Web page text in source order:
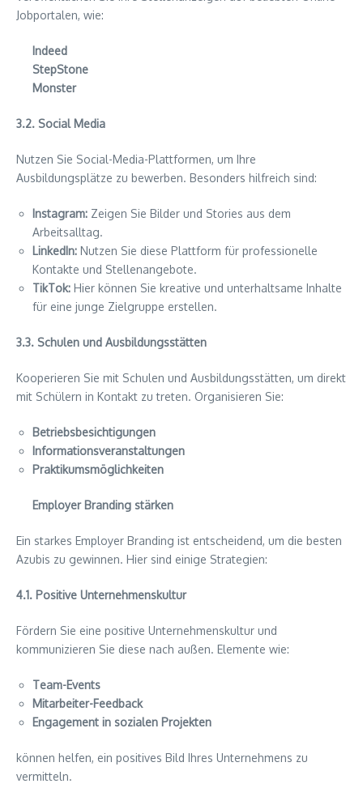
Jobportalen, wie:
Indeed
StepStone
Monster
3.2. Social Media
Nutzen Sie Social-Media-Plattformen, um Ihre
Ausbildungsplätze zu bewerben. Besonders hilfreich sind:
Instagram: Zeigen Sie Bilder und Stories aus dem
Arbeitsalltag.
LinkedIn: Nutzen Sie diese Plattform für professionelle
Kontakte und Stellenangebote.
TikTok: Hier können Sie kreative und unterhaltsame Inhalte
für eine junge Zielgruppe erstellen.
3.3. Schulen und Ausbildungsstätten
Kooperieren Sie mit Schulen und Ausbildungsstätten, um direkt
mit Schülern in Kontakt zu treten. Organisieren Sie:
Betriebsbesichtigungen
Informationsveranstaltungen
Praktikumsmöglichkeiten
Employer Branding stärken
Ein starkes Employer Branding ist entscheidend, um die besten
Azubis zu gewinnen. Hier sind einige Strategien:
4.1. Positive Unternehmenskultur
Fördern Sie eine positive Unternehmenskultur und
kommunizieren Sie diese nach außen. Elemente wie:
Team-Events
Mitarbeiter-Feedback
Engagement in sozialen Projekten
können helfen, ein positives Bild Ihres Unternehmens zu
vermitteln.